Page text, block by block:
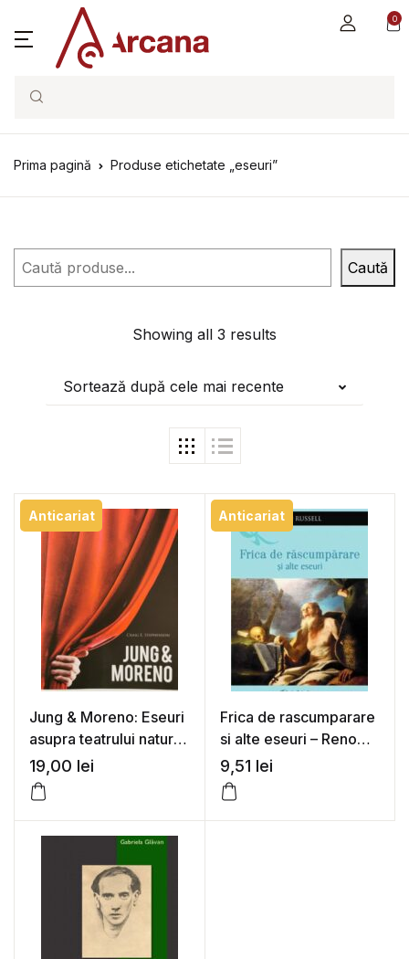
0
Search
Prima pagină Produse etichetate „eseuri”
Caută Caută
Showing all 3 results
Sortează după cele mai recente
Anticariat
Jung & Moreno: Eseuri
asupra teatrului naturii
umane – Craig E.
Stephenson
19,00 lei
Anticariat
Frica de rascumparare
si alte eseuri – Reno
Russell
9,51 lei